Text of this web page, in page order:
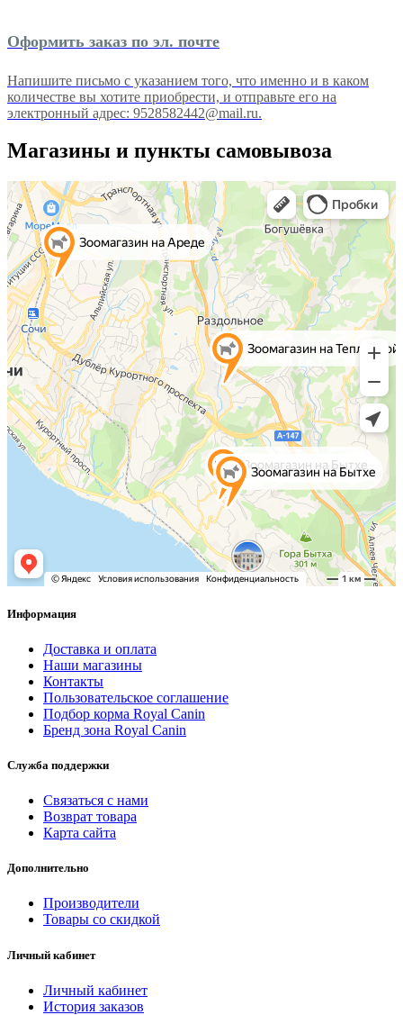
Оформить заказ по эл. почте
Напишите письмо с указанием того, что именно и в каком
количестве вы хотите приобрести, и отправьте его на
электронный адрес: 9528582442@mail.ru.
Магазины и пункты самовывоза
Информация
Доставка и оплата
Наши магазины
Контакты
Пользовательское соглашение
Подбор корма Royal Canin
Бренд зона Royal Canin
Служба поддержки
Связаться с нами
Возврат товара
Карта сайта
Дополнительно
Производители
Товары со скидкой
Личный кабинет
Личный кабинет
История заказов